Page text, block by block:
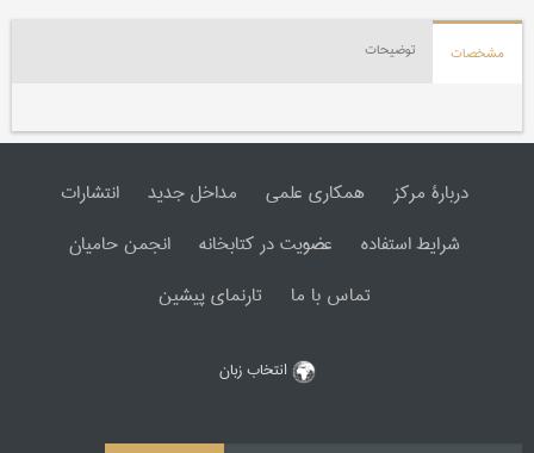
مشخصات توضیحات
دربارۀ مرکز همکاری علمی مداخل جدید
انتشارات
شرایط استفاده
عضویت در کتابخانه
انجمن حامیان
تماس با ما
تارنمای پیشین
انتخاب زبان